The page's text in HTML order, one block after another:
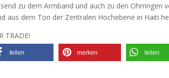
zu dem Armband und auch zu den Ohrringen
aus dem Ton der Zentralen Hochebene in Haiti
TRADE!
teilen merken teilen